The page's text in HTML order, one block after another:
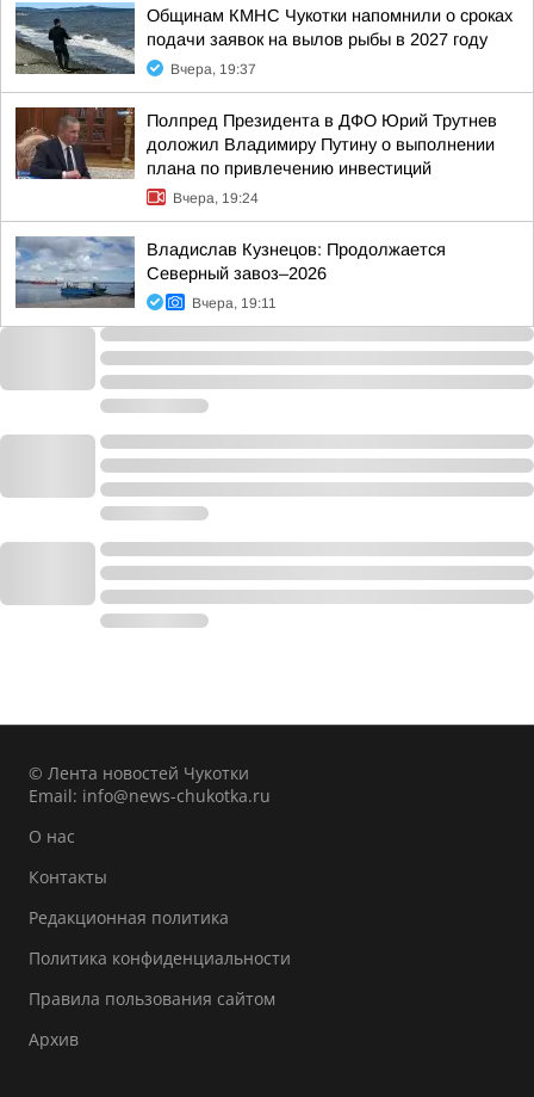
Общинам КМНС Чукотки напомнили о сроках
подачи заявок на вылов рыбы в 2027 году
Вчера, 19:37
Полпред Президента в ДФО Юрий Трутнев
доложил Владимиру Путину о выполнении
плана по привлечению инвестиций
Вчера, 19:24
Владислав Кузнецов: Продолжается
Северный завоз–2026
Вчера, 19:11
© Лента новостей Чукотки
Email: info@news-chukotka.ru
О нас
Контакты
Редакционная политика
Политика конфиденциальности
Правила пользования сайтом
Архив